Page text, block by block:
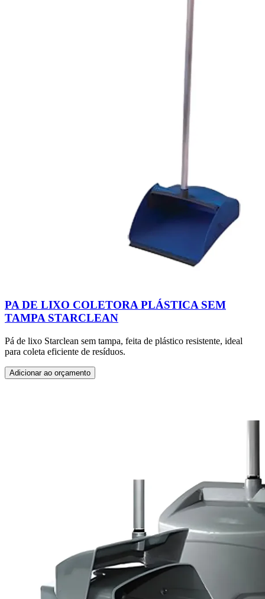
PA DE LIXO COLETORA PLÁSTICA SEM
TAMPA STARCLEAN
Pá de lixo Starclean sem tampa, feita de plástico resistente, ideal
para coleta eficiente de resíduos.
Adicionar ao orçamento